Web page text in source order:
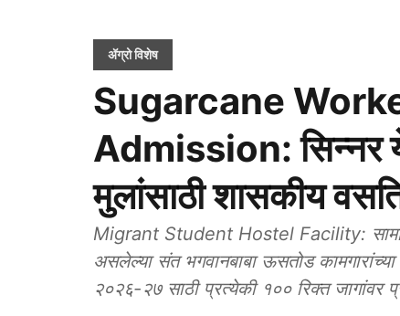
ॲग्रो विशेष
Sugarcane
Admission: सिन्नर
मुलांसाठी शासकीय
Migrant Student Hostel Facility:
असलेल्या संत भगवानबाबा ऊसतोड
२०२६-२७ साठी प्रत्येकी १०० रिक्त